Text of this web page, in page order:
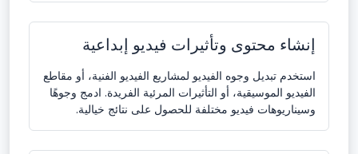
إنشاء محتوى وتأثيرات فيديو إبداعية
استخدم تبديل وجوه الفيديو لمشاريع الفيديو الفنية، أو مقاطع
الفيديو الموسيقية، أو التأثيرات المرئية الفريدة. ادمج وجوهًا
وسيناريوهات فيديو مختلفة للحصول على نتائج خيالية.